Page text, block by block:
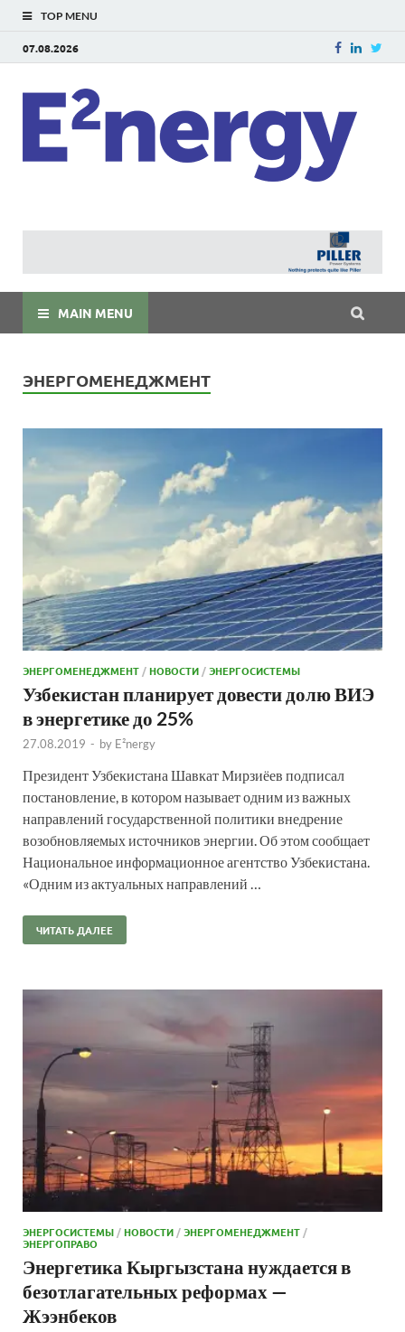
TOP MENU
07.08.2026
MAIN MENU
ЭНЕРГОМЕНЕДЖМЕНТ
ЭНЕРГОМЕНЕДЖМЕНТ /НОВОСТИ /ЭНЕРГОСИСТЕМЫ
Узбекистан планирует довести долю ВИЭ
в энергетике до 25%
27.08.2019 - by E²nergy
Президент Узбекистана Шавкат Мирзиёев подписал
постановление, в котором называет одним из важных
направлений государственной политики внедрение
возобновляемых источников энергии. Об этом сообщает
Национальное информационное агентство Узбекистана.
«Одним из актуальных направлений …
ЧИТАТЬ ДАЛЕЕ
ЭНЕРГОСИСТЕМЫ /НОВОСТИ /ЭНЕРГОМЕНЕДЖМЕНТ /
ЭНЕРГОПРАВО
Энергетика Кыргызстана нуждается в
безотлагательных реформах —
Жээнбеков